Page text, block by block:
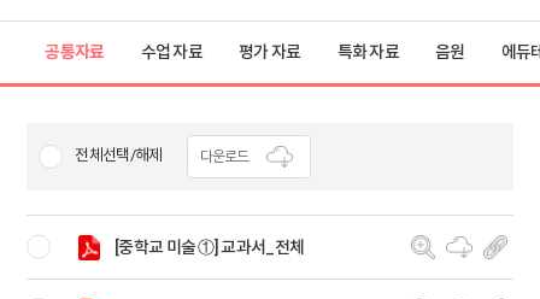
공통자료 수업 자료 평가 자료 특화 자료 음원 에듀
전체선택/해제 다운로드
[중학교 미술 ①] 교과서_전체